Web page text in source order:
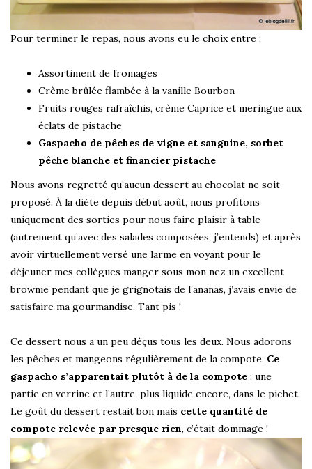
Pour terminer le repas, nous avons eu le choix entre :
Assortiment de fromages
Crème brûlée flambée à la vanille Bourbon
Fruits rouges rafraîchis, crème Caprice et meringue aux
éclats de pistache
Gaspacho de pêches de vigne et sanguine, sorbet
pêche blanche et financier pistache
Nous avons regretté qu’aucun dessert au chocolat ne soit
proposé. À la diète depuis début août, nous profitons
uniquement des sorties pour nous faire plaisir à table
(autrement qu’avec des salades composées, j’entends) et après
avoir virtuellement versé une larme en voyant pour le
déjeuner mes collègues manger sous mon nez un excellent
brownie pendant que je grignotais de l’ananas, j’avais envie de
satisfaire ma gourmandise. Tant pis !
Ce dessert nous a un peu déçus tous les deux. Nous adorons
les pêches et mangeons régulièrement de la compote. Ce
gaspacho s’apparentait plutôt à de la compote : une
partie en verrine et l’autre, plus liquide encore, dans le pichet.
Le goût du dessert restait bon mais cette quantité de
compote relevée par presque rien, c’était dommage !